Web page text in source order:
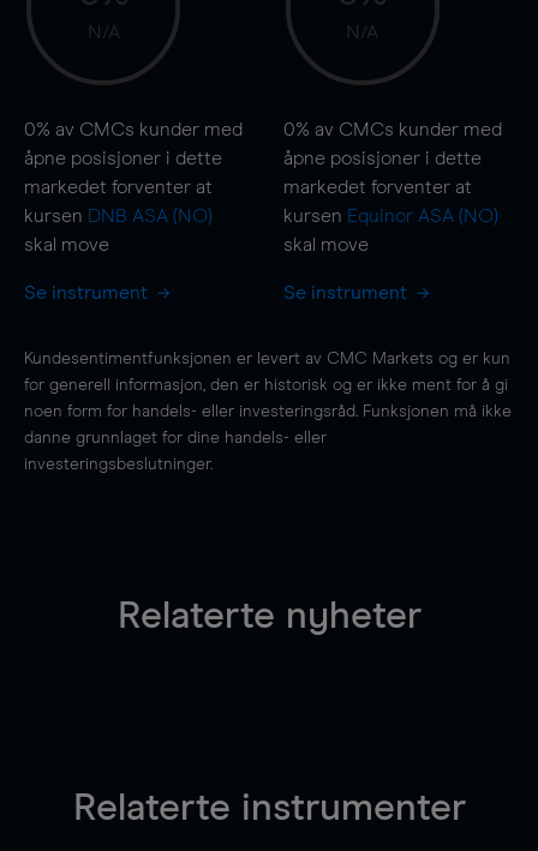
N/A
0% av CMCs kunder med
åpne posisjoner i dette
markedet forventer at
kursen DNB ASA (NO)
skal move
Se instrument
N/A
0% av CMCs kunder med
åpne posisjoner i dette
markedet forventer at
kursen Equinor ASA (NO)
skal move
Se instrument
Kundesentimentfunksjonen er levert av CMC Markets og er kun
for generell informasjon, den er historisk og er ikke ment for å gi
noen form for handels- eller investeringsråd. Funksjonen må ikke
danne grunnlaget for dine handels- eller
investeringsbeslutninger.
Relaterte nyheter
Relaterte instrumenter